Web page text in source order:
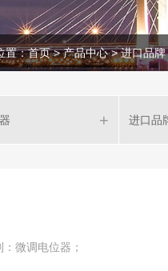
置：首页>产品中心>进口品牌
进口品
微调电位器；